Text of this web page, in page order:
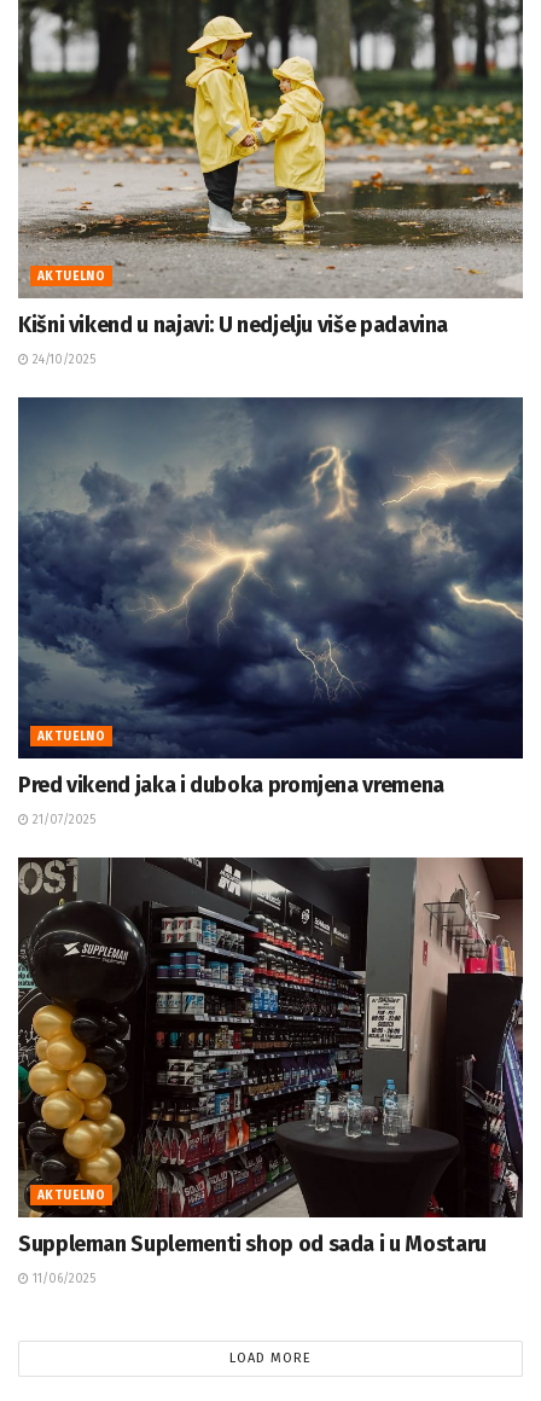
AKTUELNO
Kišni vikend u najavi: U nedjelju više padavina
24/10/2025
AKTUELNO
Pred vikend jaka i duboka promjena vremena
21/07/2025
AKTUELNO
Suppleman Suplementi shop od sada i u Mostaru
11/06/2025
LOAD MORE